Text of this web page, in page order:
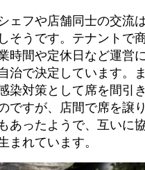
ェフや店舗同士の交流
そうです。テナントで
時間や定休日など運営
治で決定しています。
染対策として席を間引
ですが、店間で席を譲
あったようで、互いに
まれています。